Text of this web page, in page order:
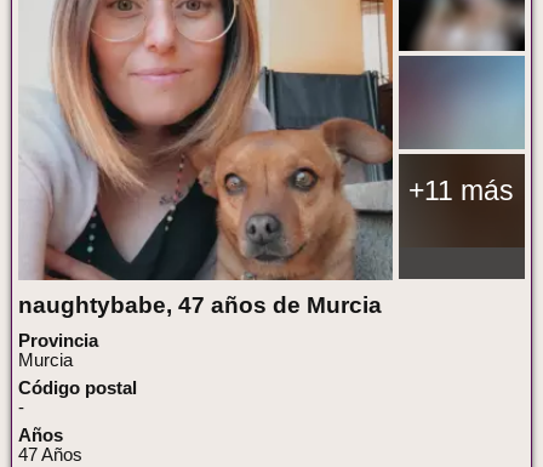
+11 más
naughtybabe, 47 años de Murcia
Provincia
Murcia
Código postal
-
Años
47 Años